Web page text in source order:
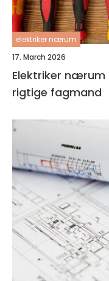
elektriker nærum
17. March 2026
Elektriker nærum sådan vælger du den
rigtige fagmand